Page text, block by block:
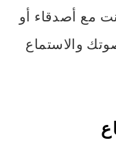
مع أصدقاء أو
والاستماع